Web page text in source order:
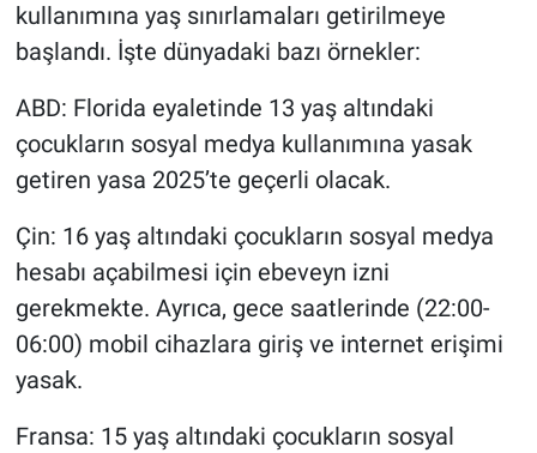
kullanımına yaş sınırlamaları getirilmeye
başlandı. İşte dünyadaki bazı örnekler:
ABD: Florida eyaletinde 13 yaş altındaki
çocukların sosyal medya kullanımına yasak
getiren yasa 2025’te geçerli olacak.
Çin: 16 yaş altındaki çocukların sosyal medya
hesabı açabilmesi için ebeveyn izni
gerekmekte. Ayrıca, gece saatlerinde (22:00-
06:00) mobil cihazlara giriş ve internet erişimi
yasak.
Fransa: 15 yaş altındaki çocukların sosyal